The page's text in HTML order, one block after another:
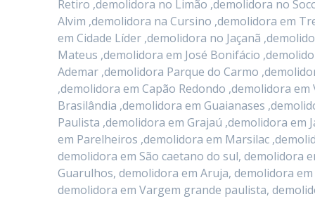
Retiro ,demolidora no Limão ,demolidora no
Alvim ,demolidora na Cursino ,demolidora em
em Cidade Líder ,demolidora no Jaçanã
Mateus ,demolidora em José Bonifácio
Ademar ,demolidora Parque do Carmo
,demolidora em Capão Redondo ,demolidora
Brasilândia ,demolidora em Guaianases
Paulista ,demolidora em Grajaú ,demolidora em
em Parelheiros ,demolidora em Marsilac
demolidora em São caetano do sul, demolidora
Guarulhos, demolidora em Aruja, demolidora
demolidora em Vargem grande paulista,